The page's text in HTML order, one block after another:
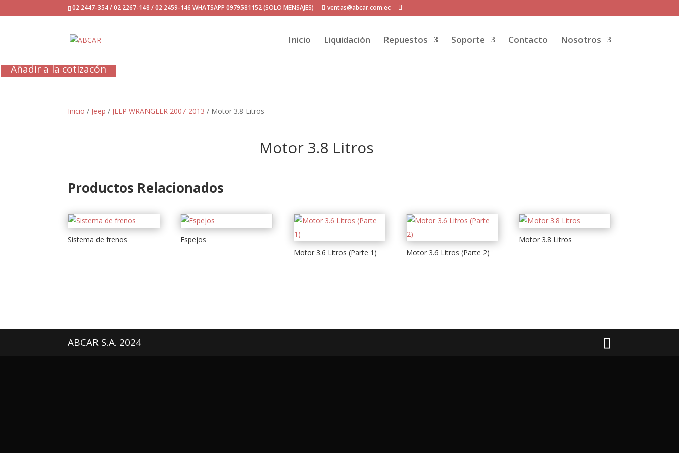
02 2447-354 / 02 2267-148 / 02 2459-146 WHATSAPP 0979581152 (SOLO MENSAJES) ventas@abcar.com.ec
Inicio Liquidación Repuestos Soporte Contacto Nosotros
Añadir a la cotizacón
Inicio / Jeep / JEEP WRANGLER 2007-2013 / Motor 3.8 Litros
Motor 3.8 Litros
Productos Relacionados
Sistema de frenos
Espejos
Motor 3.6 Litros (Parte 1)
Motor 3.6 Litros (Parte 2)
Motor 3.8 Litros
ABCAR S.A. 2024